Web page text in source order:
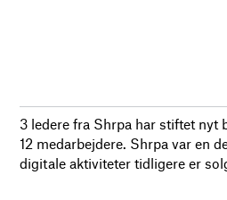
3 ledere fra Shrpa har stiftet nyt
12 medarbejdere. Shrpa var en
digitale aktiviteter tidligere er